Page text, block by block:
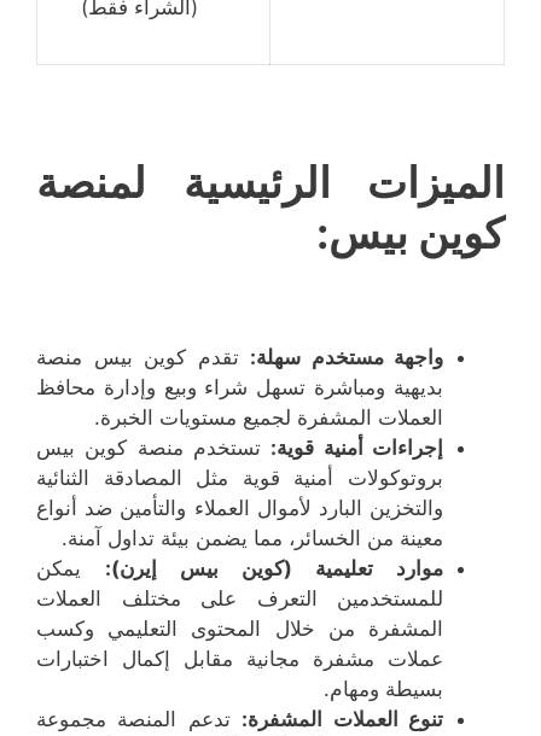
(الشراء فقط)
الميزات الرئيسية لمنصة
كوين بيس:
واجهة مستخدم سهلة: تقدم كوين بيس منصة
بديهية ومباشرة تسهل شراء وبيع وإدارة محافظ
العملات المشفرة لجميع مستويات الخبرة.
إجراءات أمنية قوية: تستخدم منصة كوين بيس
بروتوكولات أمنية قوية مثل المصادقة الثنائية
والتخزين البارد لأموال العملاء والتأمين ضد أنواع
معينة من الخسائر، مما يضمن بيئة تداول آمنة.
موارد تعليمية (كوين بيس إيرن): يمكن
للمستخدمين التعرف على مختلف العملات
المشفرة من خلال المحتوى التعليمي وكسب
عملات مشفرة مجانية مقابل إكمال اختبارات
بسيطة ومهام.
تنوع العملات المشفرة: تدعم المنصة مجموعة